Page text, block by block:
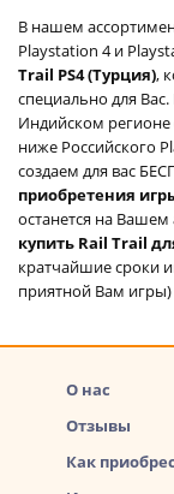
В нашем
Playstation 4 и
Trail PS4 (Турция),
специально для
Индийском регионе
ниже Российского
создаем для вас
приобретения
останется на Вашем
купить Rail Trail
кратчайшие сроки
приятной Вам игры)
О нас
Отзывы
Как